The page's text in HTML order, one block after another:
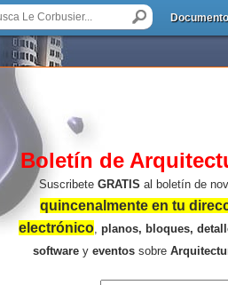
Noticias de Arquitectura :
Boletín de
Suscribete GRATIS al boletín de
quincenalmente en tu
electrónico, planos, bloques,
softwarey eventossobre